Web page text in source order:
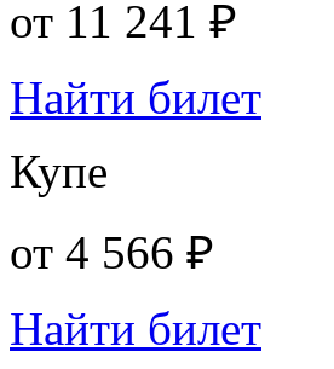
от 11 241 ₽
Найти билет
Купе
от 4 566 ₽
Найти билет